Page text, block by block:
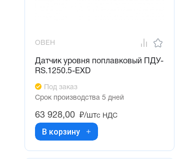
ОВЕН
Датчик уровня поплавковый ПДУ-
RS.1250.5-ЕХD
Под заказ
Срок производства 5 дней
63 928,00 ₽/штс НДС
В корзину